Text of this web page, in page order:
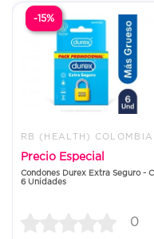
Precio Especial
Condones Durex Extra Seguro -
6 Unidades
0
-15%